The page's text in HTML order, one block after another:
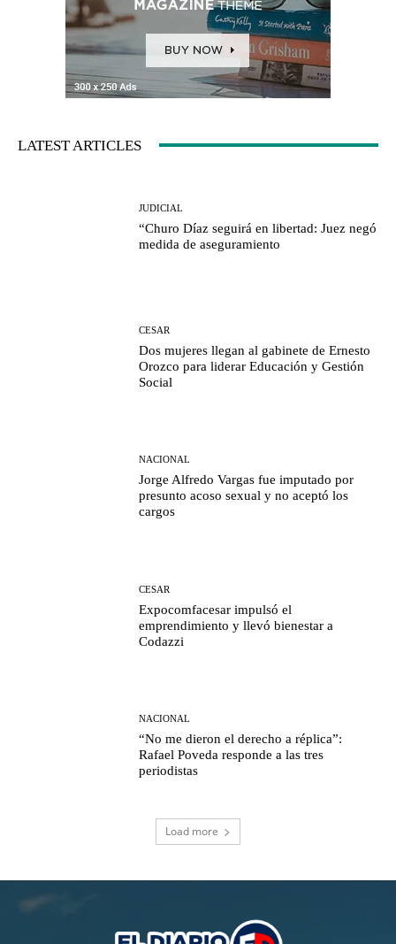
LATEST ARTICLES
JUDICIAL
“Churo Díaz seguirá en libertad: Juez negó
medida de aseguramiento
CESAR
Dos mujeres llegan al gabinete de Ernesto
Orozco para liderar Educación y Gestión
Social
NACIONAL
Jorge Alfredo Vargas fue imputado por
presunto acoso sexual y no aceptó los
cargos
CESAR
Expocomfacesar impulsó el
emprendimiento y llevó bienestar a
Codazzi
NACIONAL
“No me dieron el derecho a réplica”:
Rafael Poveda responde a las tres
periodistas
Load more